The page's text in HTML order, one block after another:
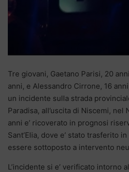
Tre giovani, Gaetano Parisi, 20
anni, e Alessandro Cirrone, 16
un incidente sulla strada
Paradisa, all’uscita di Niscemi, nel
anni e’ ricoverato in prognosi
Sant’Elia, dove e’ stato trasferito
essere sottoposto a intervento
L’incidente si e’ verificato intorno